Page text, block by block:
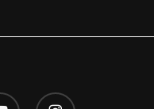
instagram